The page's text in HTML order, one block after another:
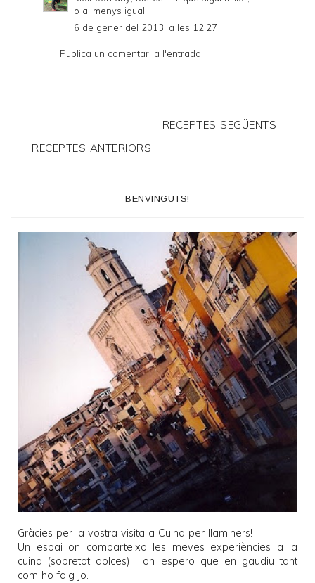
o al menys igual!
6 de gener del 2013, a les 12:27
Publica un comentari a l'entrada
RECEPTES SEGÜENTS
RECEPTES ANTERIORS
BENVINGUTS!
Gràcies per la vostra visita a Cuina per llaminers!
Un espai on comparteixo les meves experiències a la
cuina (sobretot dolces) i on espero que en gaudiu tant
com ho faig jo.